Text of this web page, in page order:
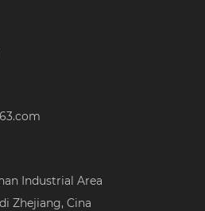
Industrial Area
Zhejiang, Cina